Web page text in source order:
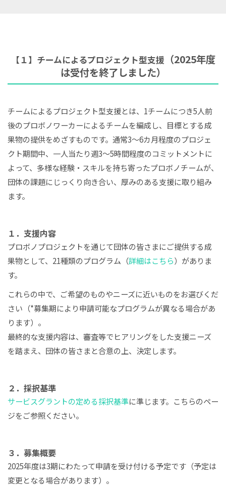
【１】チームによるプロジェクト型支援 （2025年度
は受付を終了しました）
チームによるプロジェクト型支援とは、1チームにつき5人前
後のプロボノワーカーによるチームを編成し、目標とする成
果物の提供をめざすものです。通常3～6カ月程度のプロジェ
クト期間中、一人当たり週3～5時間程度のコミットメントに
よって、多様な経験・スキルを持ち寄ったプロボノチームが、
団体の課題にじっくり向き合い、厚みのある支援に取り組み
ます。
１．支援内容
プロボノプロジェクトを通じて団体の皆さまにご提供する成
果物として、21種類のプログラム（詳細はこちら）がありま
す。
これらの中で、ご希望のものやニーズに近いものをお選びくだ
さい（*募集期により申請可能なプログラムが異なる場合があ
ります）。
最終的な支援内容は、審査等でヒアリングをした支援ニーズ
を踏まえ、団体の皆さまと合意の上、決定します。
２．採択基準
サービスグラントの定める採択基準に準じます。こちらのペー
ジをご参照ください。
３．募集概要
2025年度は3期にわたって申請を受け付ける予定です（予定は
変更となる場合があります）。